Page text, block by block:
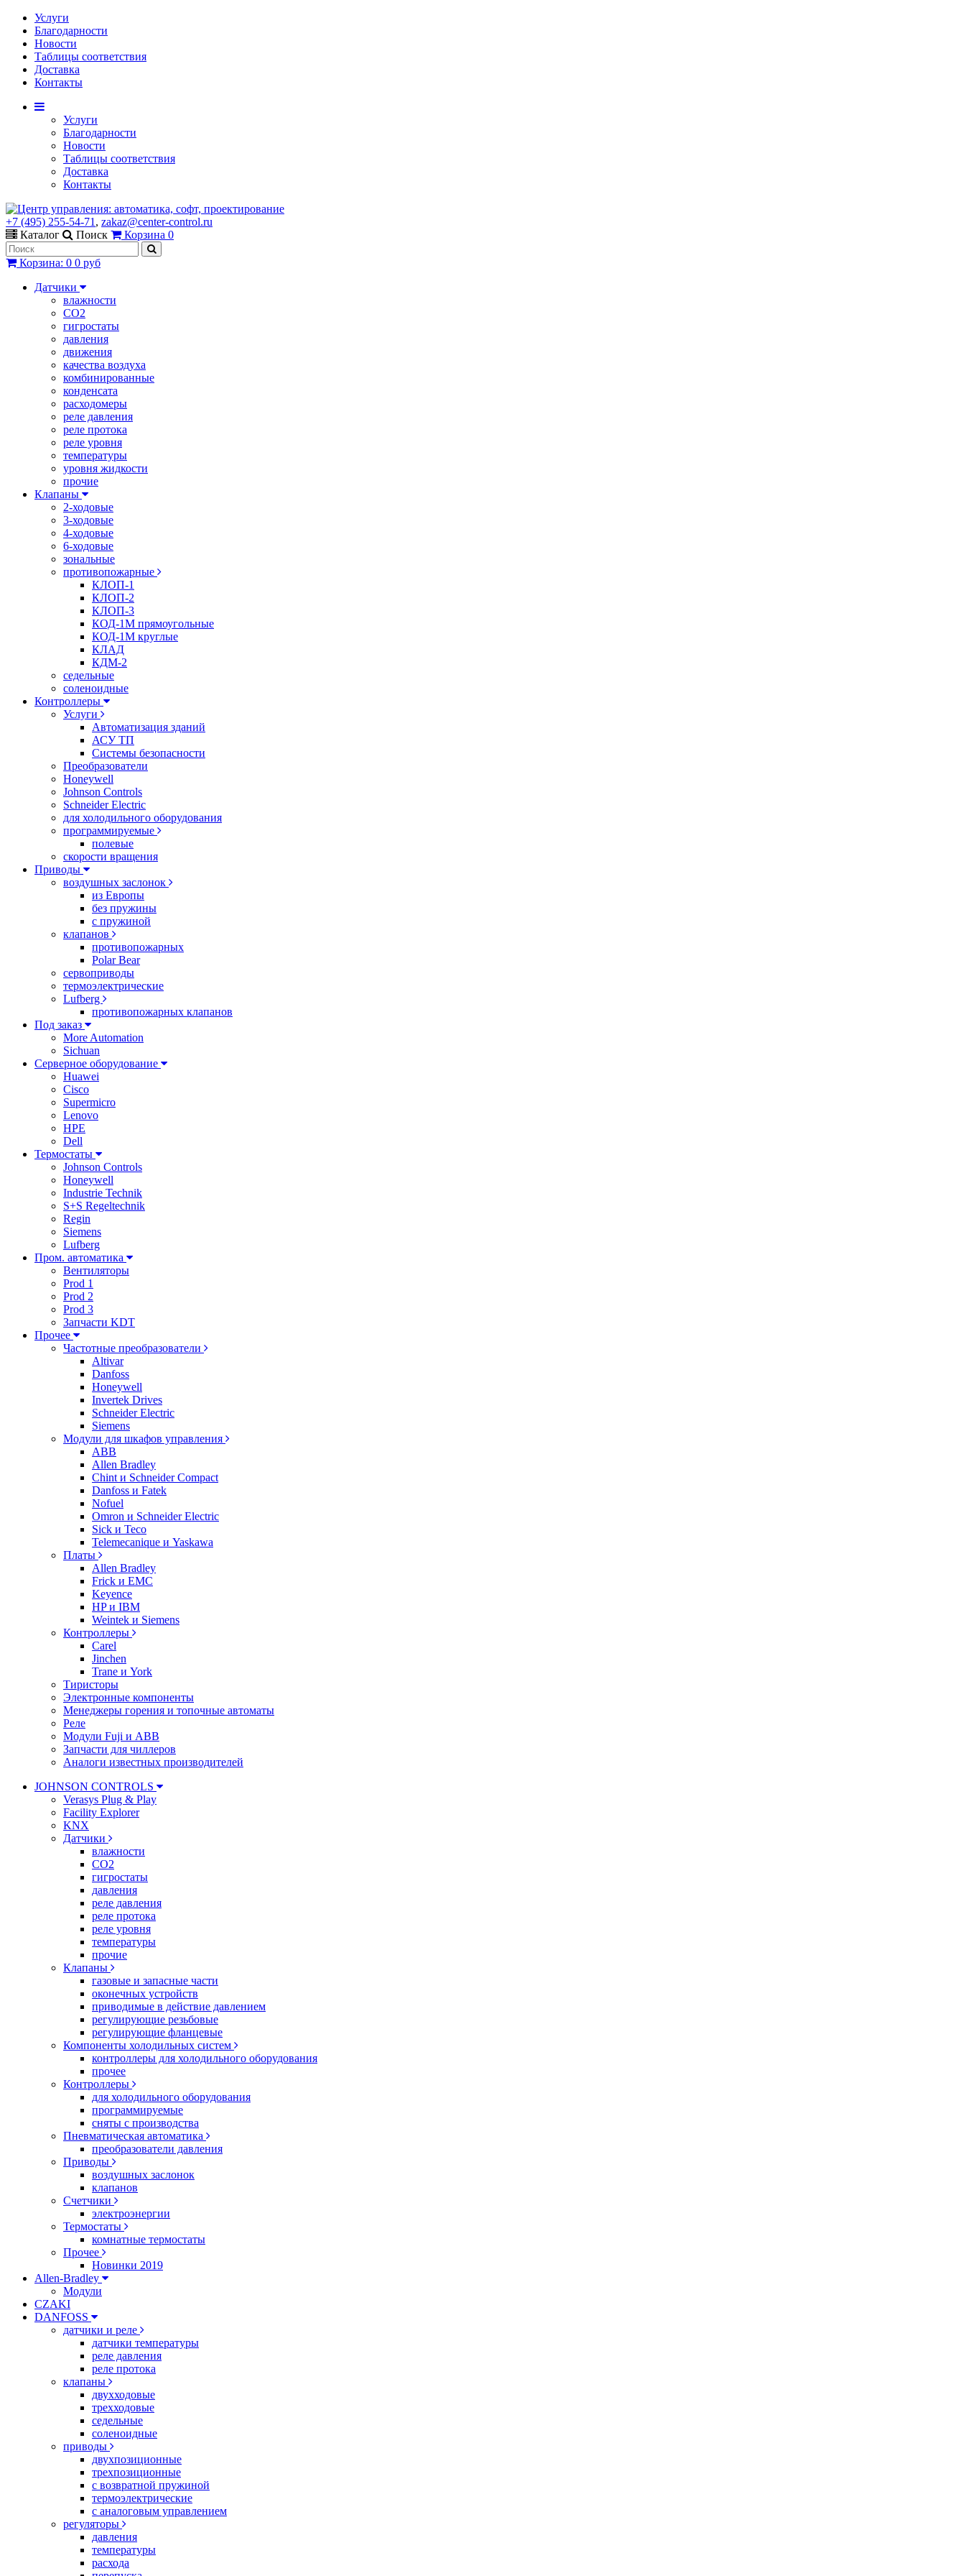
Услуги
Благодарности
Новости
Таблицы соответствия
Доставка
Контакты
Услуги
Благодарности
Новости
Таблицы соответствия
Доставка
Контакты
+7 (495) 255-54-71 , zakaz@center-control.ru
Каталог
Поиск Корзина 0
Корзина: 0 0 руб
Датчики
влажности
CO2
гигростаты
давления
движения
качества воздуха
комбинированные
конденсата
расходомеры
реле давления
реле протока
реле уровня
температуры
уровня жидкости
прочие
Клапаны
2-ходовые
3-ходовые
4-ходовые
6-ходовые
зональные
противопожарные
КЛОП-1
КЛОП-2
КЛОП-3
КОД-1М прямоугольные
КОД-1М круглые
КЛАД
КДМ-2
седельные
соленоидные
Контроллеры
Услуги
Автоматизация зданий
АСУ ТП
Системы безопасности
Преобразователи
Honeywell
Johnson Controls
Schneider Electric
для холодильного оборудования
программируемые
полевые
скорости вращения
Приводы
воздушных заслонок
из Европы
без пружины
с пружиной
клапанов
противопожарных
Polar Bear
сервоприводы
термоэлектрические
Lufberg
противопожарных клапанов
Под заказ
More Automation
Sichuan
Серверное оборудование
Huawei
Cisco
Supermicro
Lenovo
HPE
Dell
Термостаты
Johnson Controls
Honeywell
Industrie Technik
S+S Regeltechnik
Regin
Siemens
Lufberg
Пром. автоматика
Вентиляторы
Prod 1
Prod 2
Prod 3
Запчасти KDT
Прочее
Частотные преобразователи
Altivar
Danfoss
Honeywell
Invertek Drives
Schneider Electric
Siemens
Модули для шкафов управления
ABB
Allen Bradley
Chint и Schneider Compact
Danfoss и Fatek
Nofuel
Omron и Schneider Electric
Sick и Teco
Telemecanique и Yaskawa
Платы
Allen Bradley
Frick и EMC
Keyence
HP и IBM
Weintek и Siemens
Контроллеры
Carel
Jinchen
Trane и York
Тиристоры
Электронные компоненты
Менеджеры горения и топочные автоматы
Реле
Модули Fuji и ABB
Запчасти для чиллеров
Аналоги известных производителей
JOHNSON CONTROLS
Verasys Plug & Play
Facility Explorer
KNX
Датчики
влажности
CO2
гигростаты
давления
реле давления
реле протока
реле уровня
температуры
прочие
Клапаны
газовые и запасные части
оконечных устройств
приводимые в действие давлением
регулирующие резьбовые
регулирующие фланцевые
Компоненты холодильных систем
контроллеры для холодильного оборудования
прочее
Контроллеры
для холодильного оборудования
программируемые
сняты с производства
Пневматическая автоматика
преобразователи давления
Приводы
воздушных заслонок
клапанов
Счетчики
электроэнергии
Термостаты
комнатные термостаты
Прочее
Новинки 2019
Allen-Bradley
Модули
CZAKI
DANFOSS
датчики и реле
датчики температуры
реле давления
реле протока
клапаны
двухходовые
трехходовые
седельные
соленоидные
приводы
двухпозиционные
трехпозиционные
с возвратной пружиной
термоэлектрические
с аналоговым управлением
регуляторы
давления
температуры
расхода